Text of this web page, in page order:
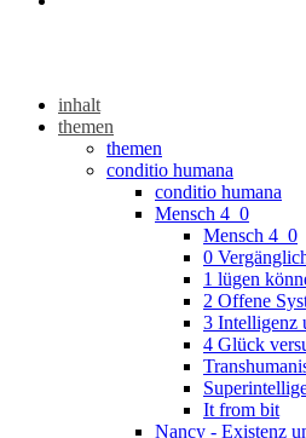
inhalt
themen
themen
conditio humana
conditio humana
Mensch 4_0
Mensch 4_0
0
1 lügen
2 Offene
3 Intelligenz
4 Glück
It from bit
Nancy - Existenz